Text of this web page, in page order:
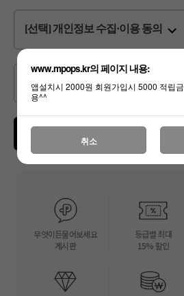
[선택] 개인정보 수집·이용 동의
[선택] 광고성 정보 수신 동의
무엇이든물어보세요
게시판
등급별 최대
15% 할인
www.mpops.kr의 페이지 내용:
앱설치시 2000원 회원가입시 5000 적립
용^^
취소